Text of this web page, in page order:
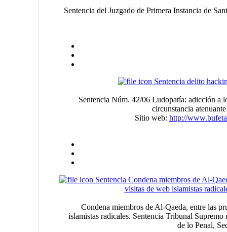
Sentencia del Juzgado de Primera Instancia de
Sentencia delito
Sentencia Núm. 42/06 Ludopatía: adicción a
circunstancia
Sitio web: http://
Sentencia Condena miembros de Al-
visitas de web islamistas
Condena miembros de Al-Qaeda, entre las
islamistas radicales. Sentencia Tribunal
de lo Penal,